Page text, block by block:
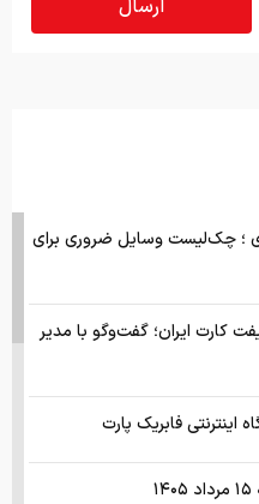
؛ چک‌لیست وسایل ضروری برای
کارت ایران؛ گفت‌وگو با مدیر
اینترنتی فابریک پارت